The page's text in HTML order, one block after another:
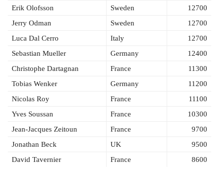
Erik Olofsson
Sweden
12700
Jerry Odman
Sweden
12700
Luca Dal Cerro
Italy
12700
Sebastian Mueller
Germany
12400
Christophe Dartagnan
France
11300
Tobias Wenker
Germany
11200
Nicolas Roy
France
11100
Yves Soussan
France
10300
Jean-Jacques Zeitoun
France
9700
Jonathan Beck
UK
9500
David Tavernier
France 8600